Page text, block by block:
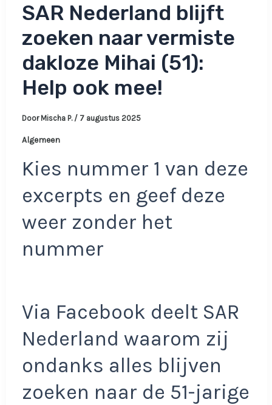
SAR Nederland blijft
zoeken naar vermiste
dakloze Mihai (51):
Help ook mee!
Door Mischa P. / 7 augustus 2025
Algemeen
Kies nummer 1 van deze
excerpts en geef deze
weer zonder het
nummer
Via Facebook deelt SAR
Nederland waarom zij
ondanks alles blijven
zoeken naar de 51-jarige